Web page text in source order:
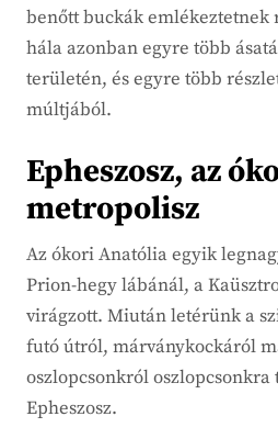
benőtt buckák emlékeztetnek
hála azonban egyre több
területén, és egyre több
múltjából.
Epheszosz, az
metropolisz
Az ókori Anatólia egyik
Prion-hegy lábánál, a
virágzott. Miután letérünk a
futó útról, márványkockáról
oszlopcsonkról
Epheszosz.